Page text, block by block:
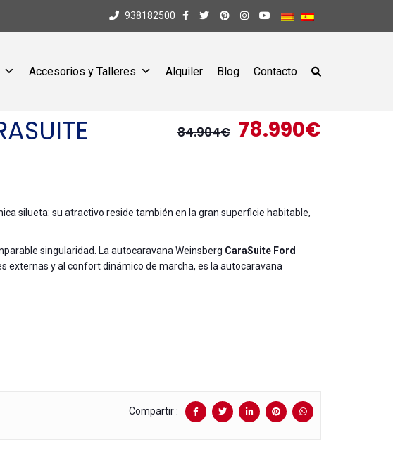
938182500
Accesorios y Talleres Alquiler Blog Contacto
84.904€ 78.990€
silueta: su atractivo reside también en la gran superficie habitable,
singularidad. La autocaravana Weinsberg CaraSuite Ford
externas y al confort dinámico de marcha, es la autocaravana
Compartir :